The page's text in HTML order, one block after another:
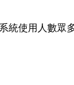
統使用人數眾